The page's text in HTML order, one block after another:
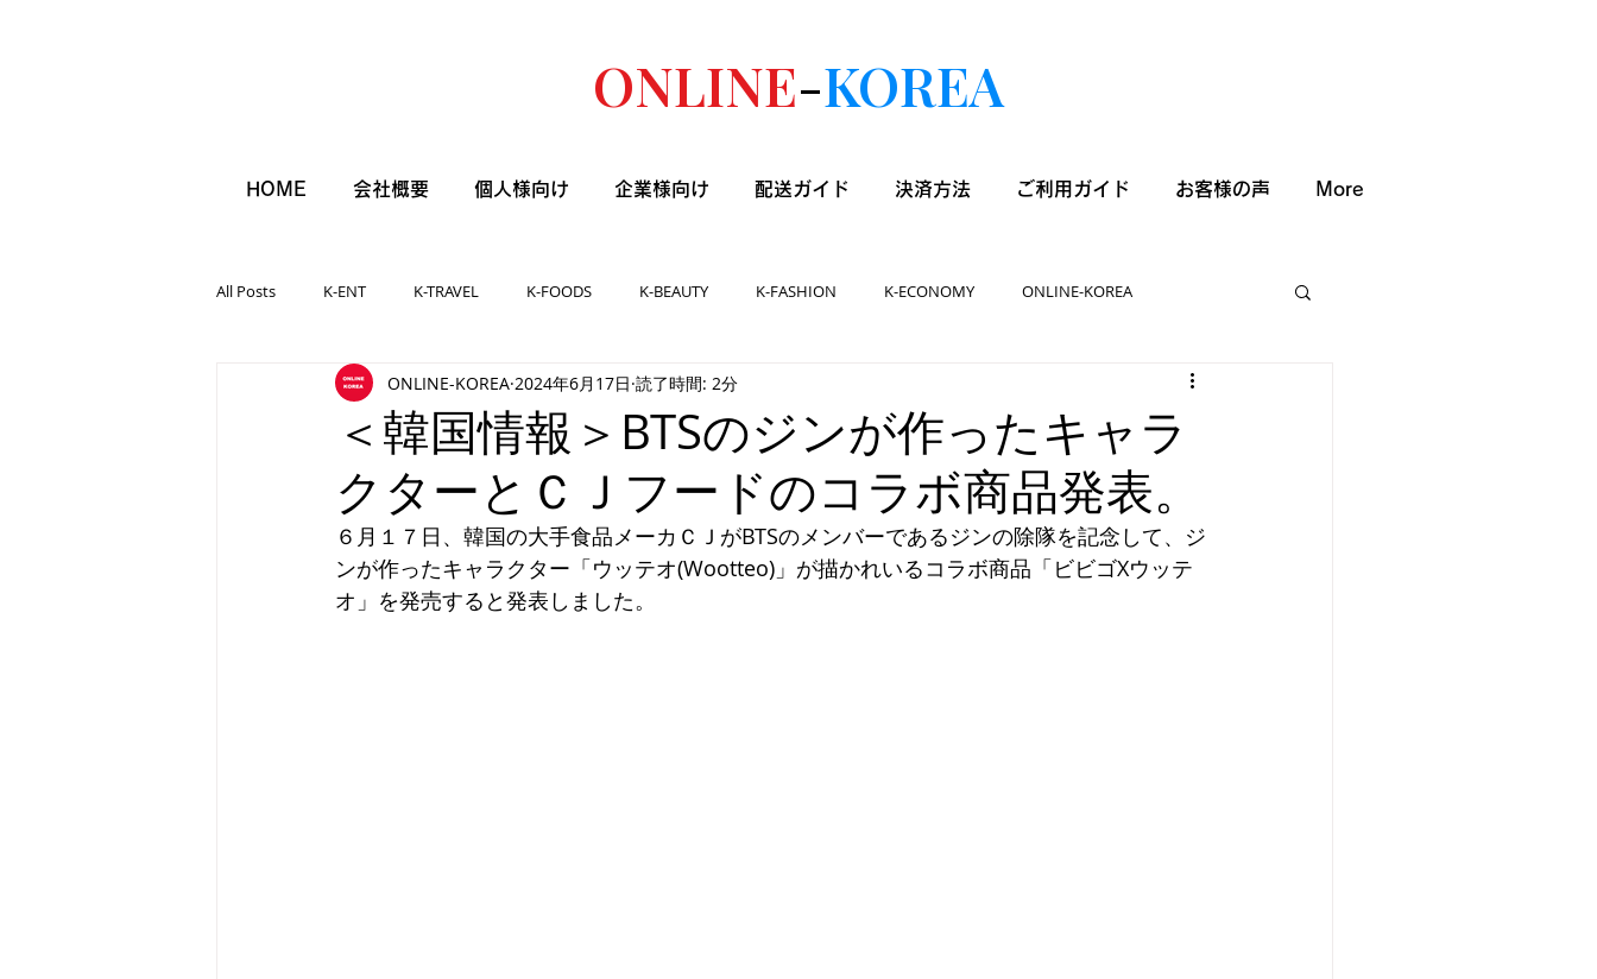
ONLINE-KOREA
HOME 会社概要 個人様向け 企業様向け 配送ガイド 決済方法 ご利用ガイド お客様の声 More
All Posts K-ENT K-TRAVEL K-FOODS K-BEAUTY K-FASHION K-ECONOMY ONLINE-KOREA
＜韓国情報＞BTSのジンが作ったキャラ
クターとＣＪフードのコラボ商品発表。
ONLINE-KOREA 2024年6月17日 読了時間: 2分
６月１７日、韓国の大手食品メーカＣＪがBTSのメンバーであるジンの除隊を記念して、ジ
ンが作ったキャラクター「ウッテオ(Wootteo)」が描かれいるコラボ商品「ビビゴXウッテ
オ」 を発売すると発表しました。